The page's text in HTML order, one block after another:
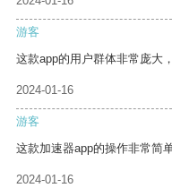
游客
这款app的用户群体非常庞大
2024-01-16
游客
这款加速器app的操作非常简
2024-01-16